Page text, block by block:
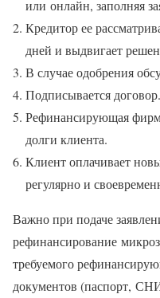
или онлайн, заполняя
Кредитор ее
дней и выдвигает
В случае одобрения
Подписывается договор.
Рефинансирующая
долги клиента.
Клиент оплачивает
регулярно и
Важно при подаче
рефинансирование
требуемого
документов (паспорт,